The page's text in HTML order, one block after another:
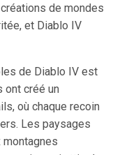
de mondes
et Diablo IV
de Diablo IV est
ont créé un
où chaque recoin
Les paysages